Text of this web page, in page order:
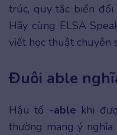
trúc, quy tắc biến đổi
Hãy cùng ELSA
viết học thuật chuyên
Đuôi able
Hậu tố -able khi
thường mang ý nghĩa